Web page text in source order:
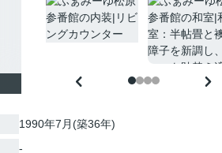
1990年7月(築36年)
-